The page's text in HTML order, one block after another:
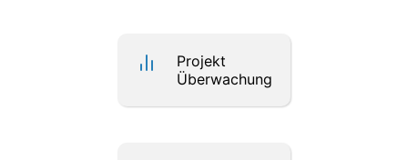
Projekt
Überwachung